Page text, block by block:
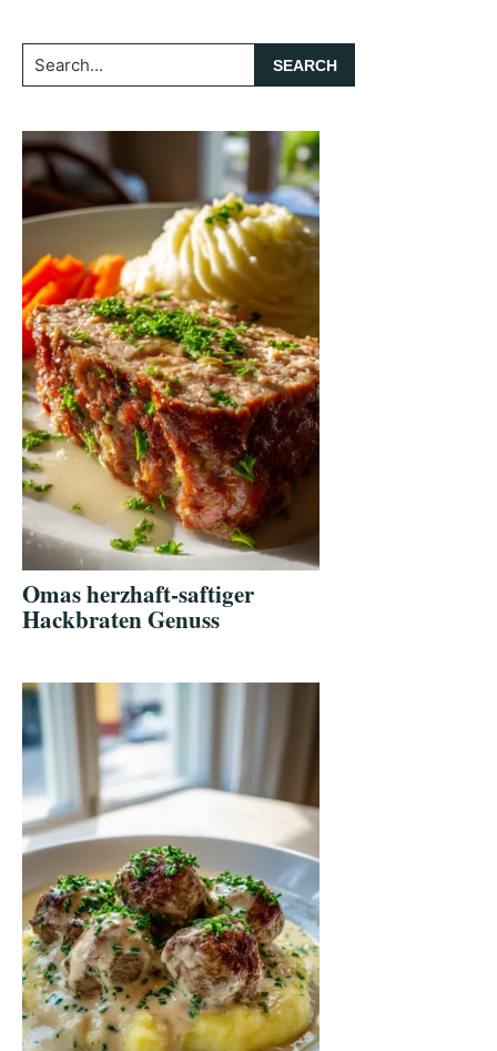
Search...
Omas herzhaft-saftiger
Hackbraten Genuss